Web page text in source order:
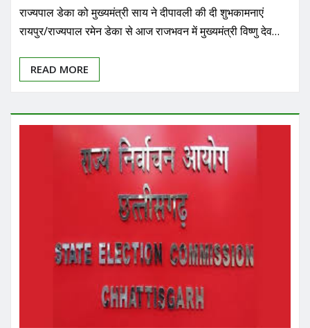
राज्यपाल डेका को मुख्यमंत्री साय ने दीपावली की दी शुभकामनाएं
रायपुर/राज्यपाल रमेन डेका से आज राजभवन में मुख्यमंत्री विष्णु देव…
READ MORE